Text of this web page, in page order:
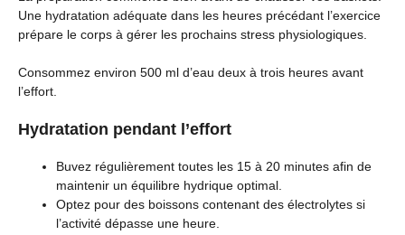
Une hydratation adéquate dans les heures précédant l’exercice
prépare le corps à gérer les prochains stress physiologiques.
Consommez environ 500 ml d’eau deux à trois heures avant
l’effort.
Hydratation pendant l’effort
Buvez régulièrement toutes les 15 à 20 minutes afin de
maintenir un équilibre hydrique optimal.
Optez pour des boissons contenant des électrolytes si
l’activité dépasse une heure.